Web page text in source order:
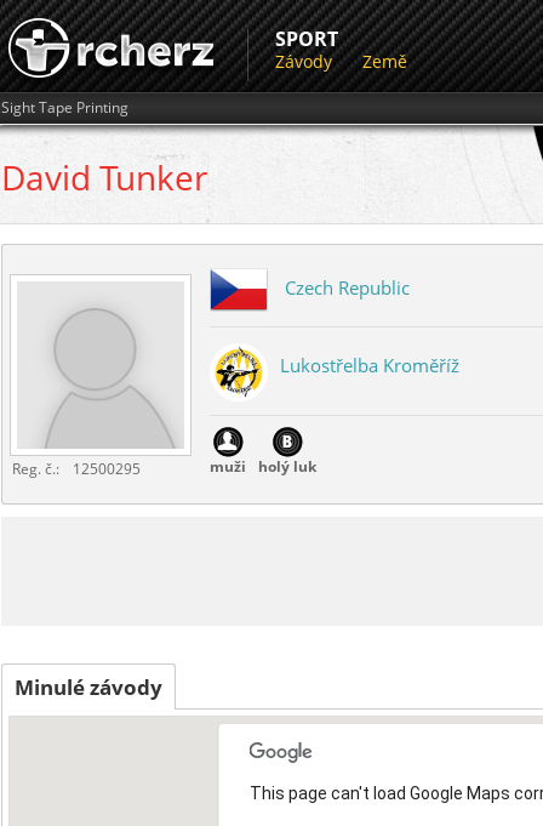
SPORT
Závody Země
Sight Tape Printing
David Tunker
Reg. č.: 12500295
Czech Republic
Lukostřelba Kroměříž
muži holý luk
Minulé závody
This page can't load Google Maps